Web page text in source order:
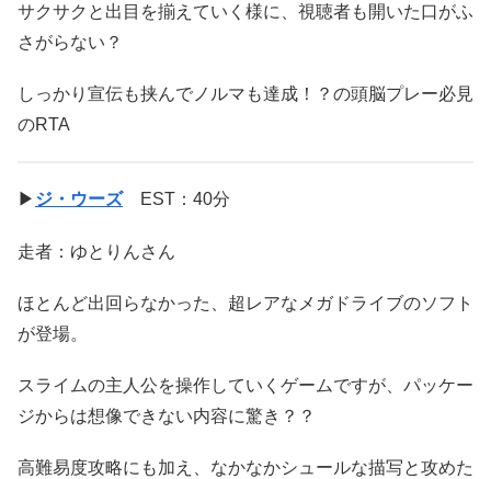
サクサクと出目を揃えていく様に、視聴者も開いた口がふ
さがらない？
しっかり宣伝も挟んでノルマも達成！？の頭脳プレー必見
のRTA
▶ ジ・ウーズEST：40分
走者：ゆとりんさん
ほとんど出回らなかった、超レアなメガドライブのソフト
が登場。
スライムの主人公を操作していくゲームですが、パッケー
ジからは想像できない内容に驚き？？
高難易度攻略にも加え、なかなかシュールな描写と攻めた